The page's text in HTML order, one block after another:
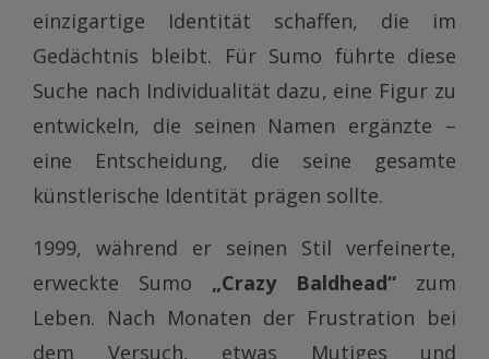
einzigartige Identität schaffen, die im
Gedächtnis bleibt. Für Sumo führte diese
Suche nach Individualität dazu, eine Figur zu
entwickeln, die seinen Namen ergänzte –
eine Entscheidung, die seine gesamte
künstlerische Identität prägen sollte.
1999, während er seinen Stil verfeinerte,
erweckte Sumo „Crazy Baldhead“ zum
Leben. Nach Monaten der Frustration bei
dem Versuch, etwas Mutiges und